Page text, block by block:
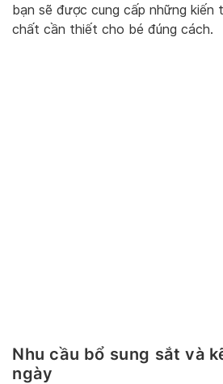
bạn sẽ được cung cấp những kiến
chất cần thiết cho bé đúng cách.
Nhu cầu bổ sung sắt và
ngày